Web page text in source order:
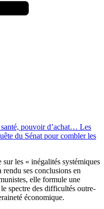
pouvoir d’achat… Les
du Sénat pour combler les
les « inégalités systémiques
ses conclusions en
elle formule une
spectre des difficultés outre-
économique.